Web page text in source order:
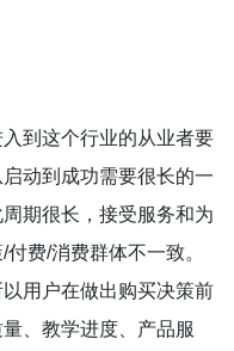
到这个行业的从业者要
动到成功需要很长的一
期很长，接受服务和为
费/消费群体不一致。
用户在做出购买决策前
、教学进度、产品服